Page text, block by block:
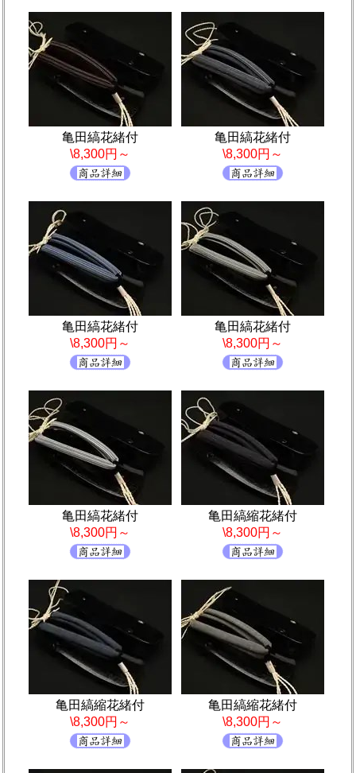
亀田縞花緒付
\8,300円～
亀田縞花緒付
\8,300円～
亀田縞花緒付
\8,300円～
亀田縞花緒付
\8,300円～
亀田縞花緒付
\8,300円～
亀田縞縮花緒付
\8,300円～
亀田縞縮花緒付
\8,300円～
亀田縞縮花緒付
\8,300円～